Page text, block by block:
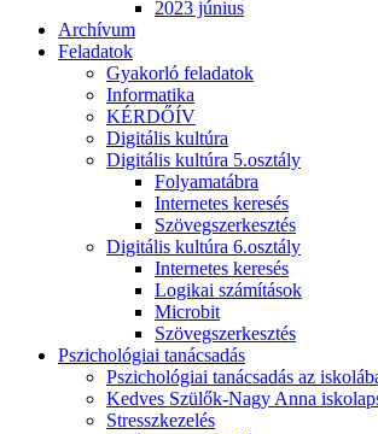
2023 június
Archívum
Feladatok
Gyakorló feladatok
Informatika
KÉRDŐÍV
Digitális kultúra
Digitális kultúra 5.osztály
Folyamatábra
Internetes keresés
Szövegszerkesztés
Digitális kultúra 6.osztály
Internetes keresés
Logikai számítások
Microbit
Szövegszerkesztés
Pszichológiai tanácsadás
Pszichológiai tanácsadás az
Kedves Szülők-Nagy Anna
Stresszkezelés